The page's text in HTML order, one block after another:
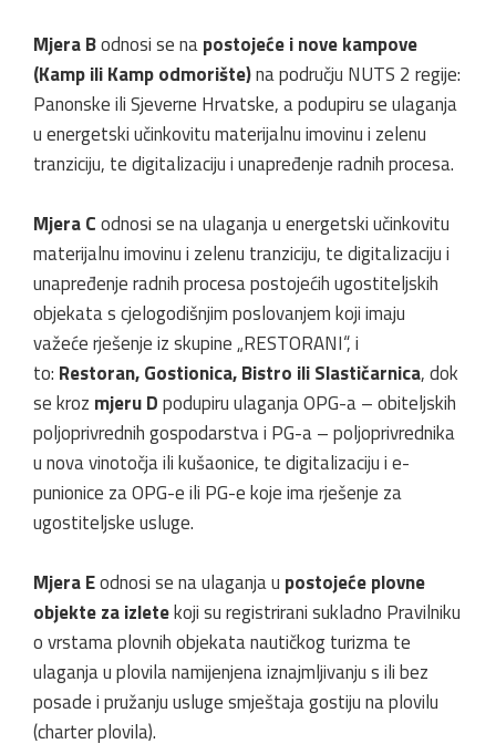
Mjera Bodnosi se napostojeće i nove kampove
(Kamp ili Kamp odmorište)na području NUTS 2 regije:
Panonske ili Sjeverne Hrvatske, a podupiru se ulaganja
u energetski učinkovitu materijalnu imovinu i zelenu
tranziciju, te digitalizaciju i unapređenje radnih procesa.
Mjera Codnosi se na ulaganja u energetski učinkovitu
materijalnu imovinu i zelenu tranziciju, te digitalizaciju i
unapređenje radnih procesa postojećih ugostiteljskih
objekata s cjelogodišnjim poslovanjem koji imaju
važeće rješenje iz skupine „RESTORANI“, i
to: Restoran, Gostionica, Bistro ili Slastičarnica, dok
se kroz mjeru Dpodupiru ulaganja OPG-a – obiteljskih
poljoprivrednih gospodarstva i PG-a – poljoprivrednika
u nova vinotočja ili kušaonice, te digitalizaciju i e-
punionice za OPG-e ili PG-e koje ima rješenje za
ugostiteljske usluge.
Mjera Eodnosi se na ulaganja u postojeće plovne
objekte za izletekoji su registrirani sukladno Pravilniku
o vrstama plovnih objekata nautičkog turizma te
ulaganja u plovila namijenjena iznajmljivanju s ili bez
posade i pružanju usluge smještaja gostiju na plovilu
(charter plovila).